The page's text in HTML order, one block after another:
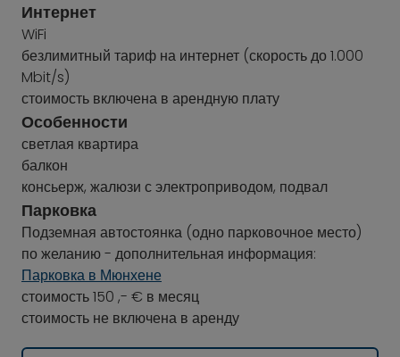
Интернет
WiFi
безлимитный тариф на интернет (скорость до 1.000
Mbit/s)
стоимость включена в арендную плату
Особенности
светлая квартира
балкон
консьерж, жалюзи с электроприводом, подвал
Парковка
Подземная автостоянка (одно парковочное место)
по желанию - дополнительная информация:
Парковка в Мюнхене
стоимость 150 ,- € в месяц
стоимость не включена в аренду